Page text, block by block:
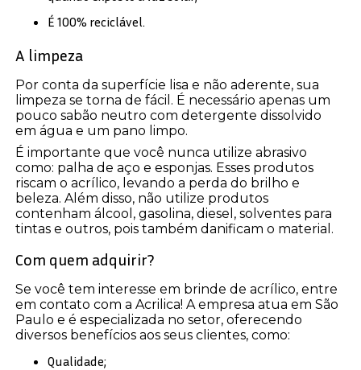
É 100% reciclável.
A limpeza
Por conta da superfície lisa e não aderente, sua
limpeza se torna de fácil. É necessário apenas um
pouco sabão neutro com detergente dissolvido
em água e um pano limpo.
É importante que você nunca utilize abrasivo
como: palha de aço e esponjas. Esses produtos
riscam o acrílico, levando a perda do brilho e
beleza. Além disso, não utilize produtos
contenham álcool, gasolina, diesel, solventes para
tintas e outros, pois também danificam o material.
Com quem adquirir?
Se você tem interesse em brinde de acrílico, entre
em contato com a Acrilica! A empresa atua em São
Paulo e é especializada no setor, oferecendo
diversos benefícios aos seus clientes, como:
Qualidade;